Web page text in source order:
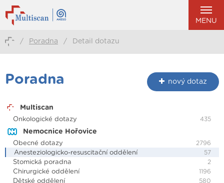
MENU
/ Poradna / Detail dotazu
Poradna nový dotaz
Multiscan
Onkologické dotazy 435
Nemocnice Hořovice
Obecné dotazy 2796
Anesteziologicko-resuscitační oddělení 57
Stomická poradna 2
Chirurgické oddělení 1196
Dětské oddělení 580